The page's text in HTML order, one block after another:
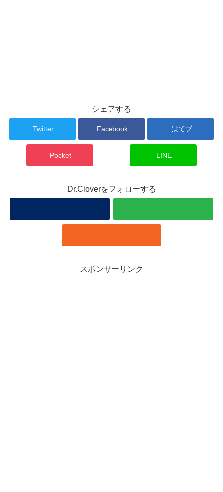
シェアする
Twitter Facebook はてブ
Pocket LINE
Dr.Cloverをフォローする
スポンサーリンク